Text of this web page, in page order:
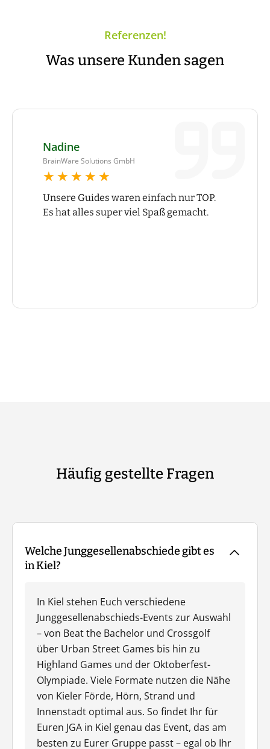
Referenzen!
Was unsere Kunden sagen
Nadine
BrainWare Solutions GmbH
★★★★★
★★★★★
Unsere Guides waren einfach nur TOP.
Es hat alles super viel Spaß gemacht.
Häufig gestellte Fragen
Welche Junggesellenabschiede gibt es
in Kiel?
In Kiel stehen Euch verschiedene
Junggesellenabschieds-Events zur Auswahl
– von Beat the Bachelor und Crossgolf
über Urban Street Games bis hin zu
Highland Games und der Oktoberfest-
Olympiade. Viele Formate nutzen die Nähe
von Kieler Förde, Hörn, Strand und
Innenstadt optimal aus. So findet Ihr für
Euren JGA in Kiel genau das Event, das am
besten zu Eurer Gruppe passt – egal ob Ihr